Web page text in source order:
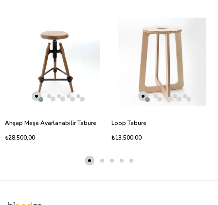
Ahşap Meşe Ayarlanabilir Tabure
₺28.500,00
Loop Tabure
₺13.500,00